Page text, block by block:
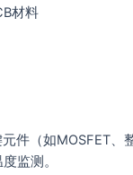
材料
件（如MOSFET、
监测。